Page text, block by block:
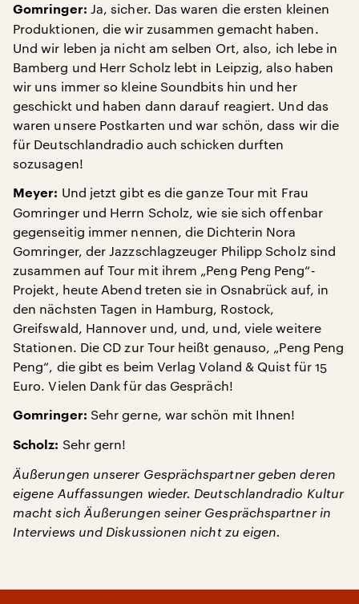
Gomringer: Ja, sicher. Das waren die ersten kleinen
Produktionen, die wir zusammen gemacht haben.
Und wir leben ja nicht am selben Ort, also, ich lebe in
Bamberg und Herr Scholz lebt in Leipzig, also haben
wir uns immer so kleine Soundbits hin und her
geschickt und haben dann darauf reagiert. Und das
waren unsere Postkarten und war schön, dass wir die
für Deutschlandradio auch schicken durften
sozusagen!
Meyer: Und jetzt gibt es die ganze Tour mit Frau
Gomringer und Herrn Scholz, wie sie sich offenbar
gegenseitig immer nennen, die Dichterin Nora
Gomringer, der Jazzschlagzeuger Philipp Scholz sind
zusammen auf Tour mit ihrem „Peng Peng Peng“-
Projekt, heute Abend treten sie in Osnabrück auf, in
den nächsten Tagen in Hamburg, Rostock,
Greifswald, Hannover und, und, und, viele weitere
Stationen. Die CD zur Tour heißt genauso, „Peng Peng
Peng“, die gibt es beim Verlag Voland & Quist für 15
Euro. Vielen Dank für das Gespräch!
Gomringer: Sehr gerne, war schön mit Ihnen!
Scholz: Sehr gern!
Äußerungen unserer Gesprächspartner geben deren
eigene Auffassungen wieder. Deutschlandradio Kultur
macht sich Äußerungen seiner Gesprächspartner in
Interviews und Diskussionen nicht zu eigen.